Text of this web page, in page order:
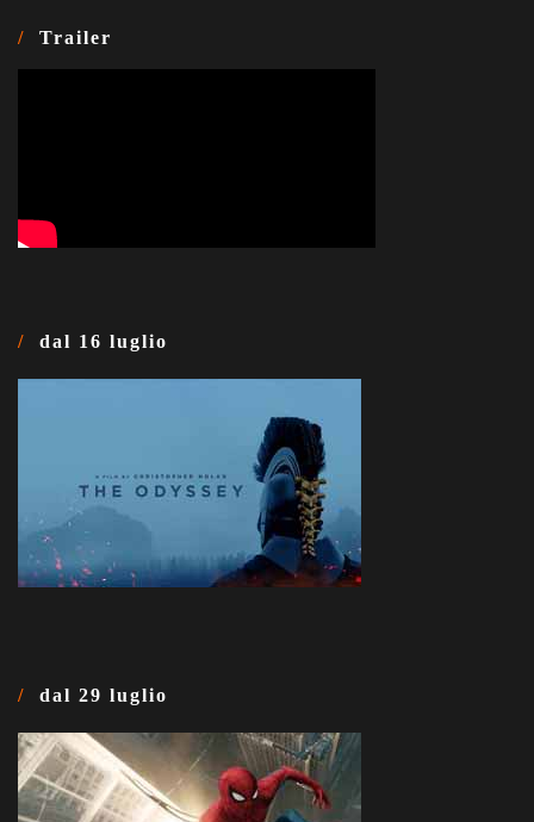
Trailer
dal 16 luglio
dal 29 luglio